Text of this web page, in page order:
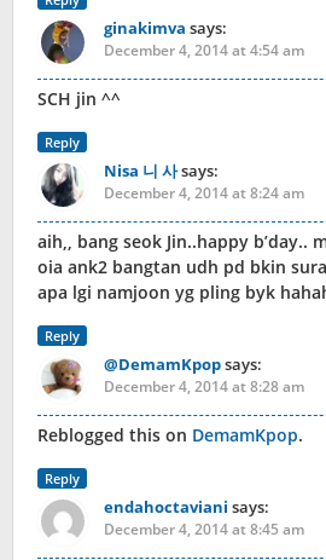
ginakimva says:
December 4, 2014 at 4:54 am
SCH jin ^^
Reply
Nisa 니 사says:
December 4, 2014 at 8:24 am
aih,, bang seok Jin..happy b’day..
oia ank2 bangtan udh pd bkin
apa lgi namjoon yg pling byk
Reply
@DemamKpopsays:
December 4, 2014 at 8:28 am
Reblogged this on DemamKpop.
Reply
endahoctaviani says:
December 4, 2014 at 8:45 am